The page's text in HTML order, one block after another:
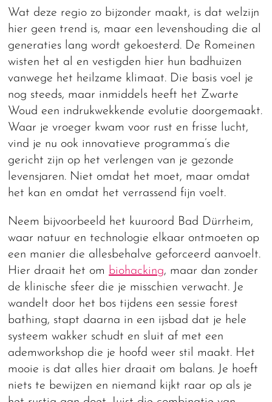
Wat deze regio zo bijzonder maakt, is dat welzijn
hier geen trend is, maar een levenshouding die al
generaties lang wordt gekoesterd. De Romeinen
wisten het al en vestigden hier hun badhuizen
vanwege het heilzame klimaat. Die basis voel je
nog steeds, maar inmiddels heeft het Zwarte
Woud een indrukwekkende evolutie doorgemaakt.
Waar je vroeger kwam voor rust en frisse lucht,
vind je nu ook innovatieve programma’s die
gericht zijn op het verlengen van je gezonde
levensjaren. Niet omdat het moet, maar omdat
het kan en omdat het verrassend fijn voelt.
Neem bijvoorbeeld het kuuroord Bad Dürrheim,
waar natuur en technologie elkaar ontmoeten op
een manier die allesbehalve geforceerd aanvoelt.
Hier draait het om biohacking, maar dan zonder
de klinische sfeer die je misschien verwacht. Je
wandelt door het bos tijdens een sessie forest
bathing, stapt daarna in een ijsbad dat je hele
systeem wakker schudt en sluit af met een
ademworkshop die je hoofd weer stil maakt. Het
mooie is dat alles hier draait om balans. Je hoeft
niets te bewijzen en niemand kijkt raar op als je